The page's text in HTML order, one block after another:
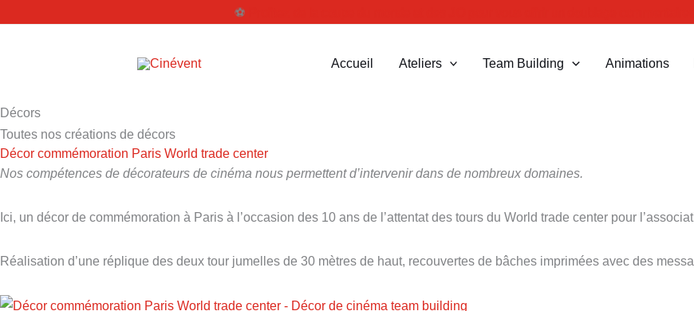
⚽️Profitez de la coupe du monde et des JO pour vous offrir un doublage
Accueil Ateliers Team Building Animations
Décors
Toutes nos créations de décors
Décor commémoration Paris World trade center
Nos compétences de décorateurs de cinéma nous permettent d’intervenir dans de nombreux domaines.
Ici, un décor de commémoration à Paris à l’occasion des 10 ans de l’attentat des tours du World trade center pour
Réalisation d’une réplique des deux tour jumelles de 30 mètres de haut, recouvertes de bâches imprimées avec des